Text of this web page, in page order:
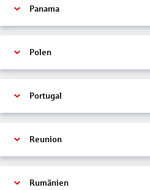
Panama
Polen
Portugal
Reunion
Rumänien